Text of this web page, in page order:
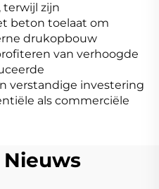
zijn
beton toelaat om
drukopbouw
van verhoogde
verstandige investering
als commerciële